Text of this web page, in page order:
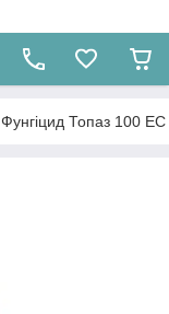
Фунгіцид Топаз 100